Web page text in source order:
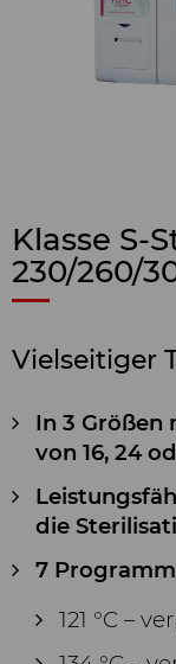
Klasse S-
230/260/
Vielseitiger
In 3 Größen
von 16, 24
die
7
121 °C –